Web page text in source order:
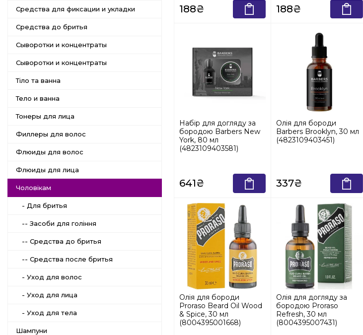
Средства для фиксации и укладки
Средства до бритья
Сыворотки и концентраты
Сыворотки и концентраты
Тіло та ванна
Тело и ванна
Тонеры для лица
Филлеры для волос
Флюиды для волос
Флюиды для лица
Чоловікам
- Для бритья
-- Засоби для гоління
-- Средства до бритья
-- Средства после бритья
- Уход для волос
- Уход для лица
- Уход для тела
Шампуни
188₴ 188₴
Набір для догляду за
бородою Barbers New
York, 80 мл
(4823109403581)
641₴
Олія для бороди
Barbers Brooklyn, 30 мл
(4823109403451)
337₴
Олія для бороди
Proraso Beard Oil Wood
& Spice, 30 мл
(8004395001668)
Олія для догляду за
бородою Proraso
Refresh, 30 мл
(8004395007431)